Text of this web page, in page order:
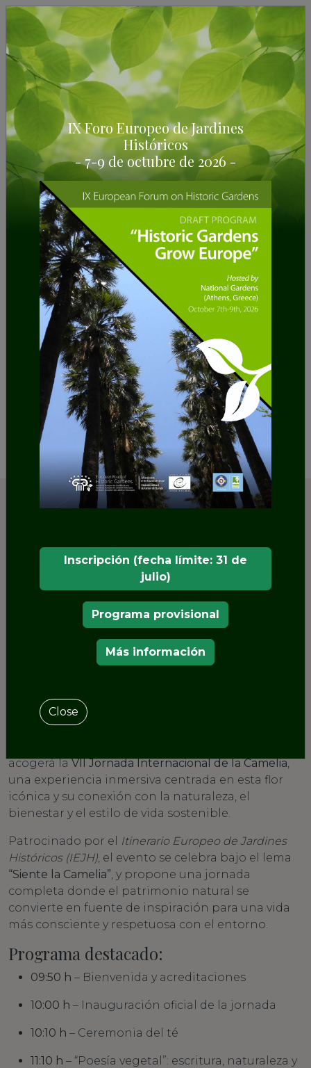
7/4/2025
El IEJH patrocina la VII Jornada
Internacional de la Camelia:
“Siente la Camelia” en el Pazo
Quinteiro da Cruz
Ven a Pazo Quinteiro da Cruz para conectar con la
naturaleza, con la camelia como hilo conductor.
“Siente la Camelia” un proyecto transformador
hacia la sostenibilidad.
SHARE
El próximosábado 12 de abril
acogerá laVII Jornada Internacional de la Camelia,
una experiencia inmersiva centrada en esta flor
icónica y su conexión con la naturaleza, el
bienestar y el estilo de vida sostenible.
Patrocinado por el
Itinerario Europeo de Jardines
Históricos (IEJH), el evento se celebra bajo el lema
“Siente la Camelia”, y propone una jornada
completa donde el patrimonio natural se
convierte en fuente de inspiración para una vida
más consciente y respetuosa con el entorno.
Programa destacado:
09:50 h – Bienvenida y acreditaciones
10:00 h – Inauguración oficial de la jornada
10:10 h – Ceremonia del té
11:10 h – “Poesía vegetal”: escritura, naturaleza y
IX Foro Europeo de Jardines
Históricos
- 7-9 de octubre de 2026 -
Inscripción (fecha límite: 31 de
julio)
Programa provisional
Más información
Close